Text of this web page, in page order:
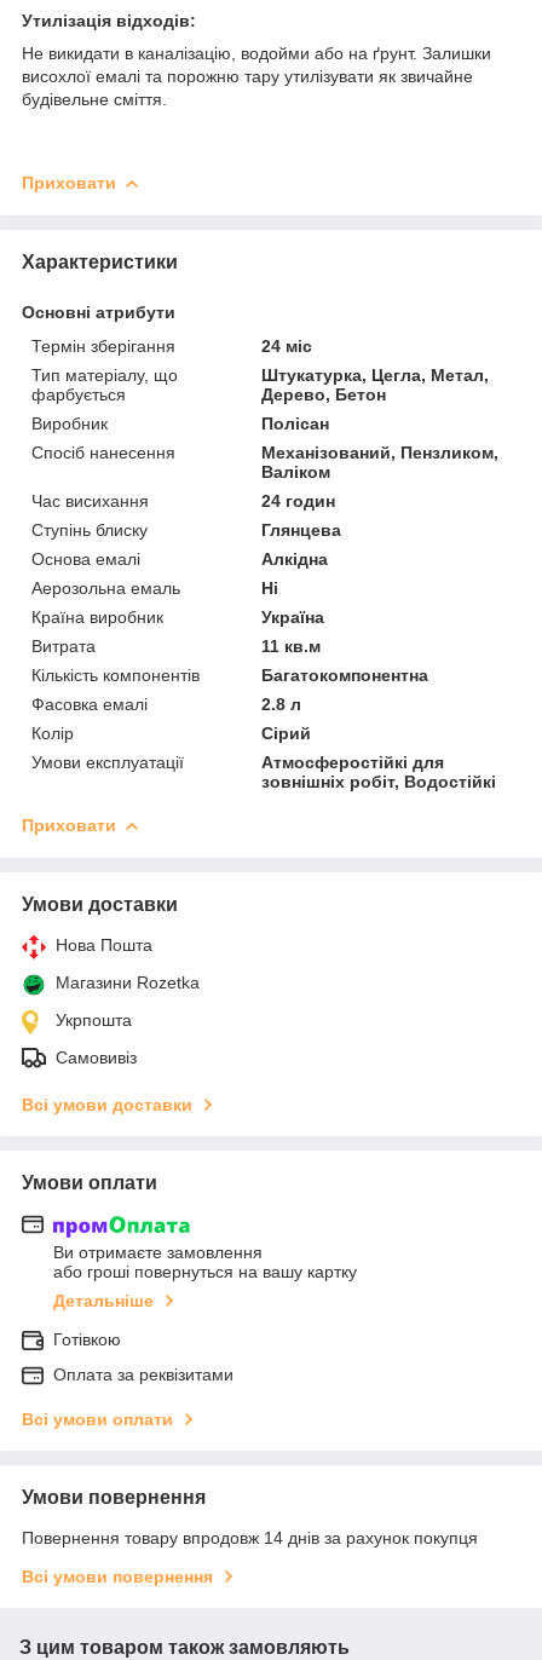
Утилізація відходів:
Не викидати в каналізацію, водойми або на ґрунт. Залишки
висохлої емалі та порожню тару утилізувати як звичайне
будівельне сміття.
Приховати
Характеристики
Основні атрибути
Термін зберігання
24 міс
Тип матеріалу, що
фарбується
Штукатурка, Цегла, Метал,
Дерево, Бетон
Виробник
Полісан
Спосіб нанесення
Механізований, Пензликом,
Валіком
Час висихання
24 годин
Ступінь блиску
Глянцева
Основа емалі
Алкідна
Аерозольна емаль
Ні
Країна виробник
Україна
Витрата
11 кв.м
Кількість компонентів
Багатокомпонентна
Фасовка емалі
2.8 л
Колір
Сірий
Умови експлуатації
Атмосферостійкі для
зовнішніх робіт, Водостійкі
Приховати
Умови доставки
Нова Пошта
Магазини Rozetka
Укрпошта
Самовивіз
Всі умови доставки
Умови оплати
Ви отримаєте замовлення
або гроші повернуться на вашу картку
Детальніше
Готівкою
Оплата за реквізитами
Всі умови оплати
Умови повернення
Повернення товару впродовж 14 днів за рахунок покупця
Всі умови повернення
З цим товаром також замовляють